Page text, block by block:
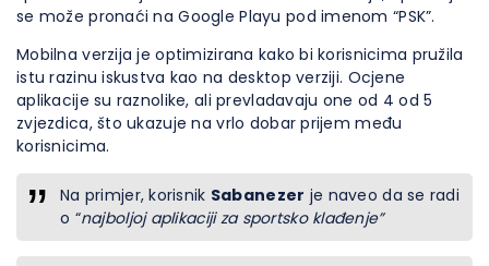
se može pronaći na Google Playu pod imenom “PSK”.
Mobilna verzija je optimizirana kako bi korisnicima pružila
istu razinu iskustva kao na desktop verziji. Ocjene
aplikacije su raznolike, ali prevladavaju one od 4 od 5
zvjezdica, što ukazuje na vrlo dobar prijem među
korisnicima.
Na primjer, korisnik Sabanezer je naveo da se radi
o “najboljoj aplikaciji za sportsko klađenje”